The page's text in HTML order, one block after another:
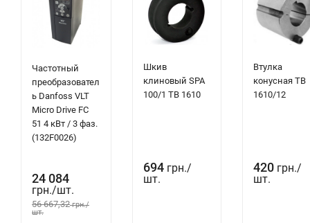
высоте над уровнем мора
не более 1000 м . Температура
влажность воздуха может доходить до 98% при температуре
не более 2 мг/м3
для защищенных двигателей.
Маркировка электродвигателя АИР 100 S2
АИР
Частотный
преобразовател
ь Danfoss VLT
Micro Drive FC
51 4 кВт / 3 фаз.
(132F0026)
24 084
грн./шт.
56 667,32 грн./
шт.
Шкив
клиновый SPA
100/1 TB 1610
694 грн./
шт.
Втулка
конусная ТВ
1610/12
420 грн./
шт.